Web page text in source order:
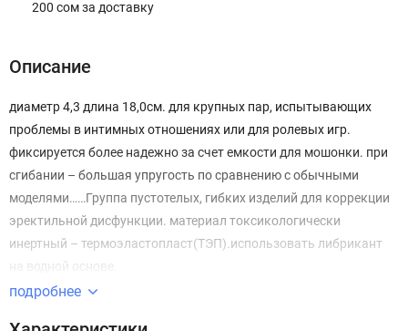
200 сом за доставку
Описание
диаметр 4,3 длина 18,0см. для крупных пар, испытывающих
проблемы в интимных отношениях или для ролевых игр.
фиксируется более надежно за счет емкости для мошонки. при
сгибании – большая упругость по сравнению с обычными
моделями……Группа пустотелых, гибких изделий для коррекции
эректильной дисфункции. материал токсикологически
инертный – термоэластопласт(ТЭП).использовать либрикант
на водной основе.
подробнее